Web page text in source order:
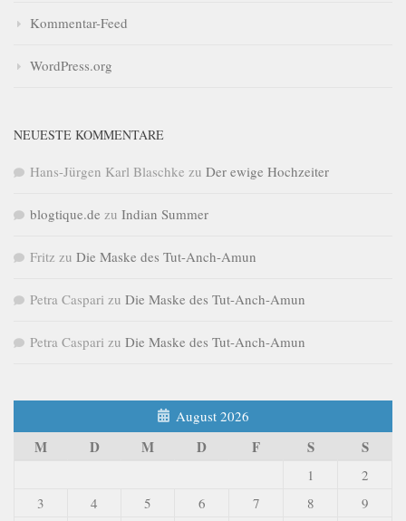
Kommentar-Feed
WordPress.org
NEUESTE KOMMENTARE
Hans-Jürgen Karl Blaschke zu Der ewige Hochzeiter
blogtique.de zu Indian Summer
Fritz zu Die Maske des Tut-Anch-Amun
Petra Caspari zu Die Maske des Tut-Anch-Amun
Petra Caspari zu Die Maske des Tut-Anch-Amun
August 2026
M D M D F S S
1
2
3
4 5 6 7 8
9